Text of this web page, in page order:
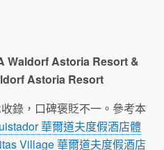
Waldorf Astoria Resort &
Astoria Resort
錄，口碑褒貶不一。參考本
華爾道夫度假酒店體
Village 華爾道夫度假酒店